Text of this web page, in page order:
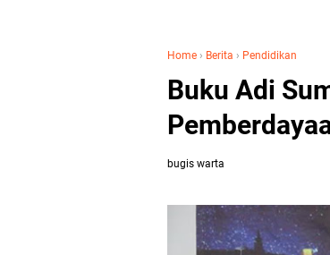
Home › Berita › Pendidikan
Buku Adi
bugis warta